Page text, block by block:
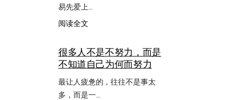
生
要
不
尝
试
易先爱上…
阅读全文：
功，
先
别
沉
迷
很多人不是不努力，而是
不知道自己为何而努力
最让人疲惫的，往往不是事太
多，而是一…